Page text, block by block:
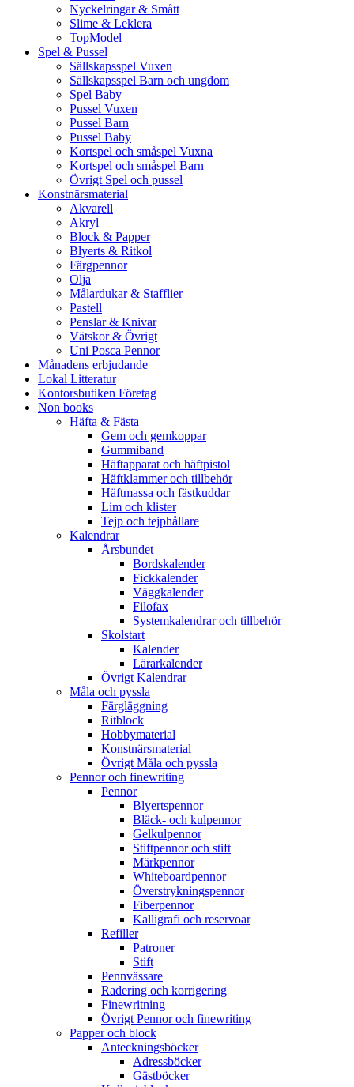
Nyckelringar & Smått
Slime & Leklera
TopModel
Spel & Pussel
Sällskapsspel Vuxen
Sällskapsspel Barn och ungdom
Spel Baby
Pussel Vuxen
Pussel Barn
Pussel Baby
Kortspel och småspel Vuxna
Kortspel och småspel Barn
Övrigt Spel och pussel
Konstnärsmaterial
Akvarell
Akryl
Block & Papper
Blyerts & Ritkol
Färgpennor
Olja
Målardukar & Stafflier
Pastell
Penslar & Knivar
Vätskor & Övrigt
Uni Posca Pennor
Månadens erbjudande
Lokal Litteratur
Kontorsbutiken Företag
Non books
Häfta & Fästa
Gem och gemkoppar
Gummiband
Häftapparat och häftpistol
Häftklammer och tillbehör
Häftmassa och fästkuddar
Lim och klister
Tejp och tejphållare
Kalendrar
Årsbundet
Bordskalender
Fickkalender
Väggkalender
Filofax
Systemkalendrar och tillbehör
Skolstart
Kalender
Lärarkalender
Övrigt Kalendrar
Måla och pyssla
Färgläggning
Ritblock
Hobbymaterial
Konstnärsmaterial
Övrigt Måla och pyssla
Pennor och finewriting
Pennor
Blyertspennor
Bläck- och kulpennor
Gelkulpennor
Stiftpennor och stift
Märkpennor
Whiteboardpennor
Överstrykningspennor
Fiberpennor
Kalligrafi och reservoar
Refiller
Patroner
Stift
Pennvässare
Radering och korrigering
Finewritning
Övrigt Pennor och finewriting
Papper och block
Anteckningsböcker
Adressböcker
Gästböcker